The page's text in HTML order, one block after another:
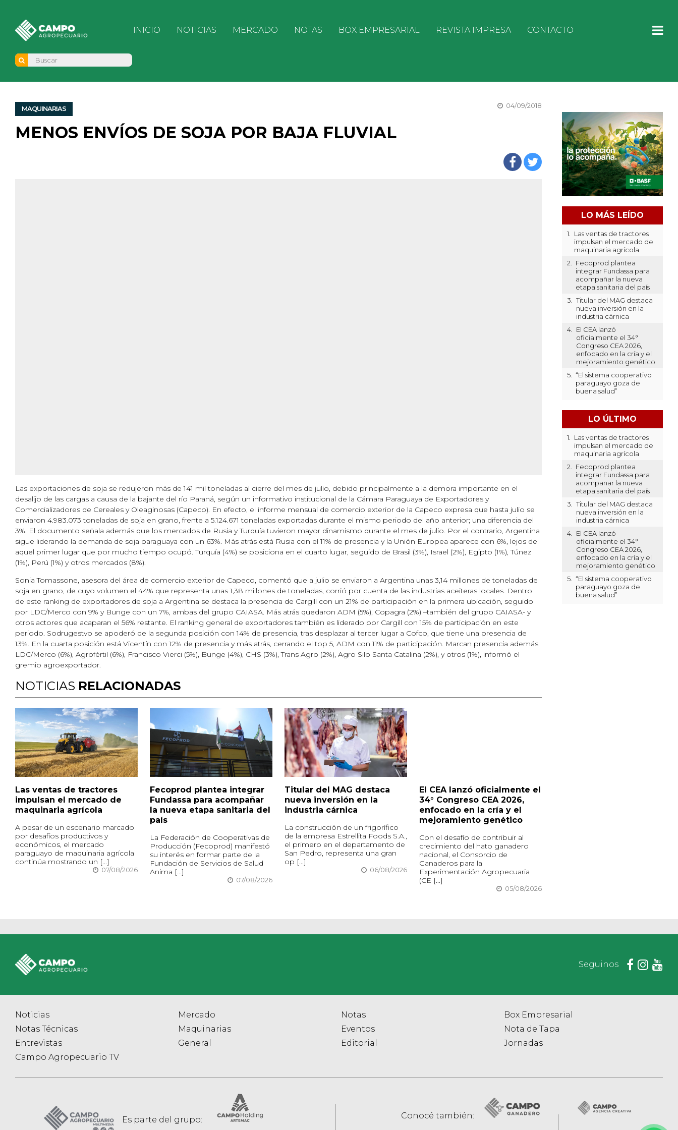
INICIO NOTICIAS MERCADO NOTAS BOX EMPRESARIAL REVISTA IMPRESA CONTACTO
MAQUINARIAS 04/09/2018
MENOS ENVÍOS DE SOJA POR BAJA FLUVIAL
Las exportaciones de soja se redujeron más de 141 mil toneladas al cierre del mes de julio, debido principalmente a la demora importante en el
desalijo de las cargas a causa de la bajante del río Paraná, según un informativo institucional de la Cámara Paraguaya de Exportadores y
Comercializadores de Cereales y Oleaginosas (Capeco). En efecto, el informe mensual de comercio exterior de la Capeco expresa que hasta julio se
enviaron 4.983.073 toneladas de soja en grano, frente a 5.124.671 toneladas exportadas durante el mismo periodo del año anterior; una diferencia del
3%. El documento señala además que los mercados de Rusia y Turquía tuvieron mayor dinamismo durante el mes de julio. Por el contrario, Argentina
sigue liderando la demanda de soja paraguaya con un 63%. Más atrás está Rusia con el 11% de presencia y la Unión Europea aparece con 6%, lejos de
aquel primer lugar que por mucho tiempo ocupó. Turquía (4%) se posiciona en el cuarto lugar, seguido de Brasil (3%), Israel (2%), Egipto (1%), Túnez
(1%), Perú (1%) y otros mercados (8%).
Sonia Tomassone, asesora del área de comercio exterior de Capeco, comentó que a julio se enviaron a Argentina unas 3,14 millones de toneladas de
soja en grano, de cuyo volumen el 44% que representa unas 1,38 millones de toneladas, corrió por cuenta de las industrias aceiteras locales. Dentro
de este ranking de exportadores de soja a Argentina se destaca la presencia de Cargill con un 21% de participación en la primera ubicación, seguido
por LDC/Merco con 9% y Bunge con un 7%, ambas del grupo CAIASA. Más atrás quedaron ADM (5%), Copagra (2%) –también del grupo CAIASA- y
otros actores que acaparan el 56% restante. El ranking general de exportadores también es liderado por Cargill con 15% de participación en este
periodo. Sodrugestvo se apoderó de la segunda posición con 14% de presencia, tras desplazar al tercer lugar a Cofco, que tiene una presencia de
13%. En la cuarta posición está Vicentín con 12% de presencia y más atrás, cerrando el top 5, ADM con 11% de participación. Marcan presencia además
LDC/Merco (6%), Agrofértil (6%), Francisco Vierci (5%), Bunge (4%), CHS (3%), Trans Agro (2%), Agro Silo Santa Catalina (2%), y otros (1%), informó el
gremio agroexportador.
NOTICIAS RELACIONADAS
Las ventas de tractores
impulsan el mercado de
maquinaria agrícola
A pesar de un escenario marcado
por desafíos productivos y
económicos, el mercado
paraguayo de maquinaria agrícola
continúa mostrando un [...]
07/08/2026
Fecoprod plantea integrar
Fundassa para acompañar
la nueva etapa sanitaria del
país
La Federación de Cooperativas de
Producción (Fecoprod) manifestó
su interés en formar parte de la
Fundación de Servicios de Salud
Anima [...]
07/08/2026
Titular del MAG destaca
nueva inversión en la
industria cárnica
La construcción de un frigorífico
de la empresa Estrellita Foods S.A.,
el primero en el departamento de
San Pedro, representa una gran
op [...]
06/08/2026
El CEA lanzó oficialmente el
34° Congreso CEA 2026,
enfocado en la cría y el
mejoramiento genético
Con el desafío de contribuir al
crecimiento del hato ganadero
nacional, el Consorcio de
Ganaderos para la
Experimentación Agropecuaria
(CE [...]
05/08/2026
LO MÁS LEÍDO
1.
Las ventas de tractores
impulsan el mercado de
maquinaria agrícola
2.
Fecoprod plantea
integrar Fundassa para
acompañar la nueva
etapa sanitaria del país
3.
Titular del MAG destaca
nueva inversión en la
industria cárnica
4.
El CEA lanzó
oficialmente el 34°
Congreso CEA 2026,
enfocado en la cría y el
mejoramiento genético
5.
“El sistema cooperativo
paraguayo goza de
buena salud”
LO ÚLTIMO
1.
Las ventas de tractores
impulsan el mercado de
maquinaria agrícola
2.
Fecoprod plantea
integrar Fundassa para
acompañar la nueva
etapa sanitaria del país
3.
Titular del MAG destaca
nueva inversión en la
industria cárnica
4.
El CEA lanzó
oficialmente el 34°
Congreso CEA 2026,
enfocado en la cría y el
mejoramiento genético
5.
“El sistema cooperativo
paraguayo goza de
buena salud”
Seguinos
Noticias Mercado Notas
Box Empresarial
Notas Técnicas
Maquinarias Eventos
Nota de Tapa
Entrevistas
General Editorial
Jornadas
Campo Agropecuario TV
Es parte del grupo: Conocé también: